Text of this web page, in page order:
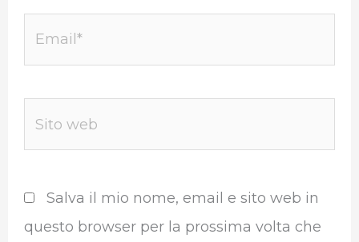
Salva il mio nome, email e sito web in
questo browser per la prossima volta che